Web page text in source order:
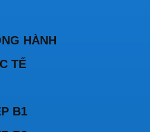
HÀNH
TẾ
B1